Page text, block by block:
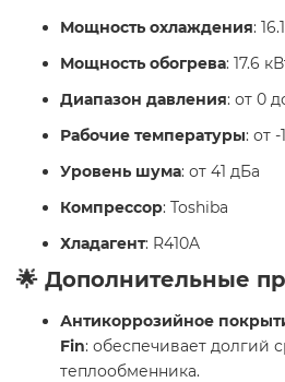
Мощность охлаждения:
Мощность обогрева: 17.6
Диапазон давления: от 0
Рабочие температуры: от
Уровень шума: от 41 дБа
Компрессор: Toshiba
Хладагент: R410A
🌟 Дополнительные
Антикоррозийное
Fin: обеспечивает долгий
теплообменника.